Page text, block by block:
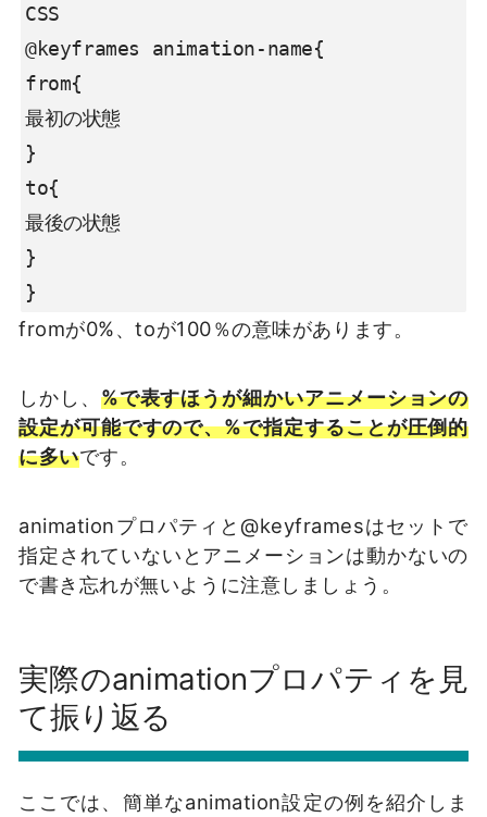
CSS
@keyframes animation-name{
from{
最初の状態
}
to{
最後の状態
}
}
fromが0%、toが100％の意味があります。
しかし、 %で表すほうが細かいアニメーションの
設定が可能ですので、%で指定することが圧倒的
に多いです。
animationプロパティと@keyframesはセットで
指定されていないとアニメーションは動かないの
で書き忘れが無いように注意しましょう。
実際のanimationプロパティを見
て振り返る
ここでは、簡単なanimation設定の例を紹介しま